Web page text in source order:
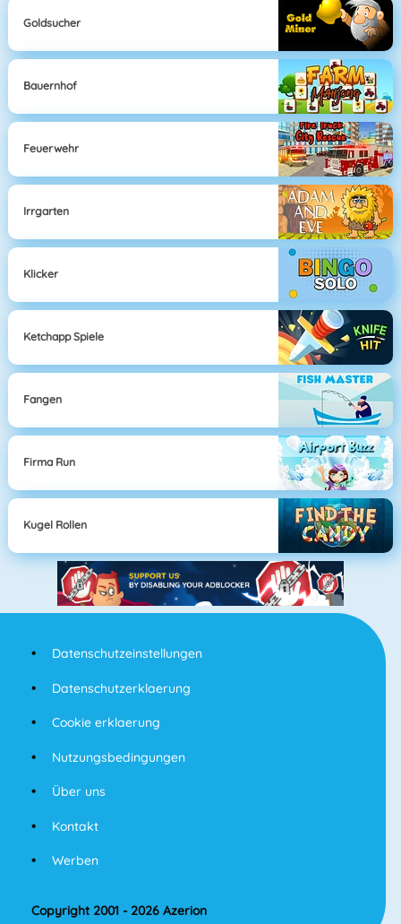
Goldsucher
Bauernhof
Feuerwehr
Irrgarten
Klicker
Ketchapp Spiele
Fangen
Firma Run
Kugel Rollen
Datenschutzeinstellungen
Datenschutzerklaerung
Cookie erklaerung
Nutzungsbedingungen
Über uns
Kontakt
Werben
Copyright 2001 - 2026 Azerion